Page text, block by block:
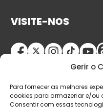
Gerir o
Para fornecer as melhores
cookies para armazenar e/ou
Consentir com essas
VISITE-NOS